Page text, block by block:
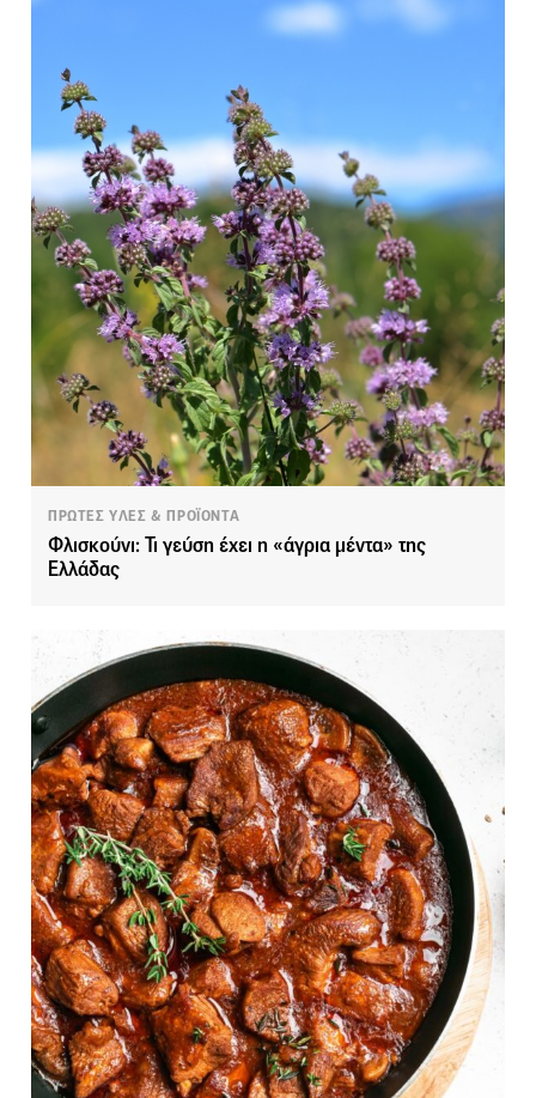
ΠΡΩΤΕΣ ΥΛΕΣ & ΠΡΟΪΟΝΤΑ
Φλισκούνι: Τι γεύση έχει η «άγρια μέντα» της
Ελλάδας